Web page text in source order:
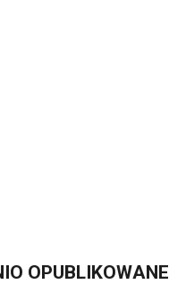
OPUBLIKOWANE